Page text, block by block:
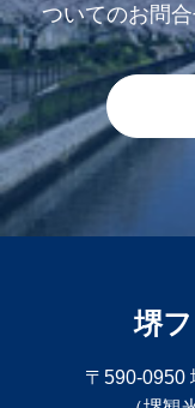
ついてのお問
堺
〒590-0950